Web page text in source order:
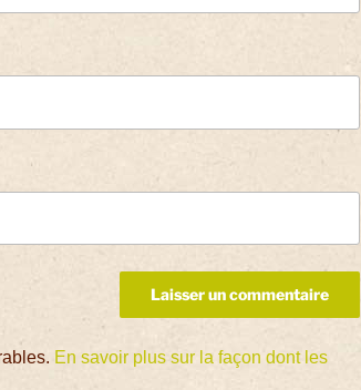
En savoir plus sur la façon dont les